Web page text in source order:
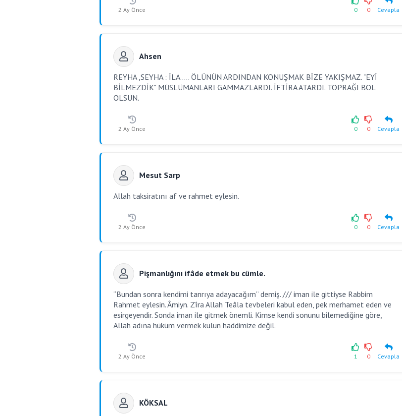
2 Ay Önce 0 0 Cevapla
Ahsen
REYHA ,SEYHA : İLA..... ÖLÜNÜN ARDINDAN KONUŞMAK BİZE YAKIŞMAZ. "EYİ
BİLMEZDİK" MÜSLÜMANLARI GAMMAZLARDI. İFTİRA ATARDI. TOPRAĞI BOL
OLSUN.
2 Ay Önce 0 0 Cevapla
Mesut Sarp
Allah taksiratını af ve rahmet eylesin.
2 Ay Önce 0 0 Cevapla
Pişmanlığını ifâde etmek bu cümle.
“Bundan sonra kendimi tanrıya adayacağım” demiş. /// iman ile gittiyse Rabbim
Rahmet eylesin. Âmiyn. Zîra Allah Teâla tevbeleri kabul eden, pek merhamet eden ve
esirgeyendir. Sonda iman ile gitmek önemli. Kimse kendi sonunu bilemediğine göre,
Allah adına hüküm vermek kulun haddimize değil.
2 Ay Önce 1 0 Cevapla
KÖKSAL